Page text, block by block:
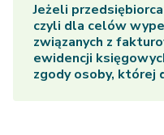
Jeżeli
czyli dla celów
związanych z
ewidencji
zgody osoby, której